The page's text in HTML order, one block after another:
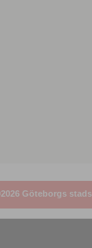
Göteborgs